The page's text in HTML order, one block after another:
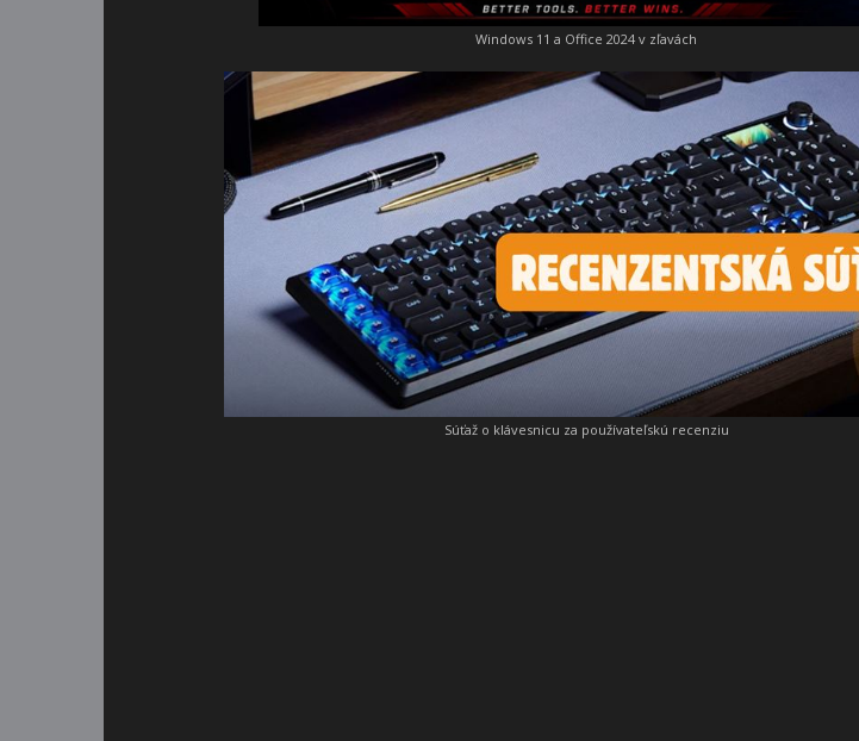
Windows 11 a Office 2024 v zľavách
Súťaž o klávesnicu za používateľskú recenziu